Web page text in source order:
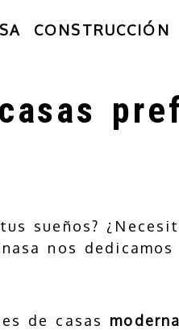
CONSTRUCCIÓN
sueños?
nos
de casas